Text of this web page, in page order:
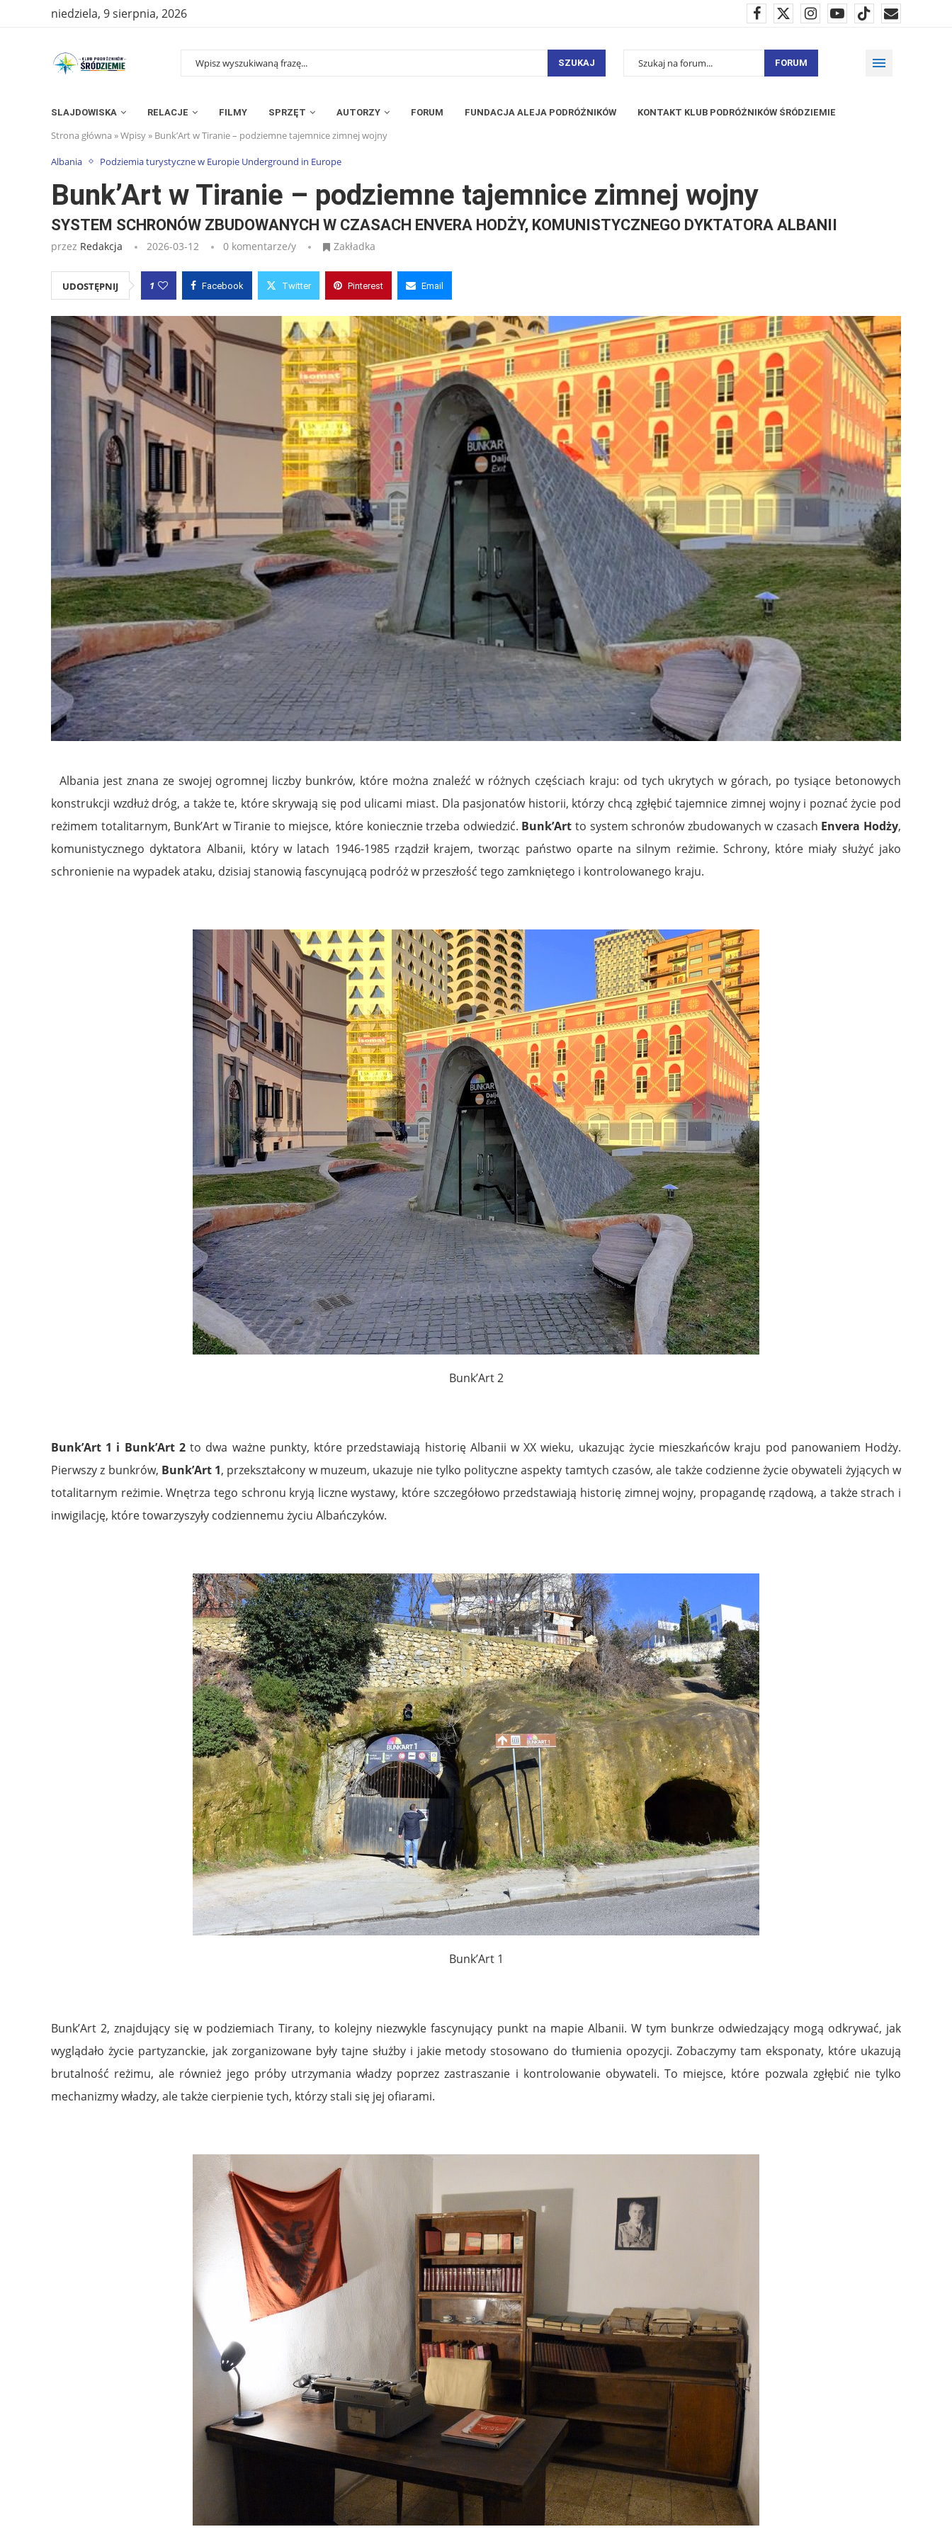
niedziela, 9 sierpnia, 2026
SZUKAJ FORUM
SLAJDOWISKA RELACJE FILMY SPRZĘT AUTORZY FORUM FUNDACJA ALEJA PODRÓŻNIKÓW KONTAKT KLUB PODRÓŻNIKÓW ŚRÓDZIEMIE
Strona główna »Wpisy» Bunk’Art w Tiranie – podziemne tajemnice zimnej wojny
Albania Podziemia turystyczne w Europie Underground in Europe
Bunk’Art w Tiranie – podziemne tajemnice zimnej wojny
SYSTEM SCHRONÓW ZBUDOWANYCH W CZASACH ENVERA HODŻY, KOMUNISTYCZNEGO DYKTATORA ALBANII
przez Redakcja 2026-03-12 0 komentarze/y Zakładka
UDOSTĘPNIJ 1 Facebook Twitter Pinterest Email
Albania jest znana ze swojej ogromnej liczby bunkrów, które można znaleźć w różnych częściach kraju: od tych ukrytych w górach, po tysiące betonowych
konstrukcji wzdłuż dróg, a także te, które skrywają się pod ulicami miast. Dla pasjonatów historii, którzy chcą zgłębić tajemnice zimnej wojny i poznać życie pod
reżimem totalitarnym, Bunk’Art w Tiranie to miejsce, które koniecznie trzeba odwiedzić. Bunk’Art to system schronów zbudowanych w czasach Envera Hodży,
komunistycznego dyktatora Albanii, który w latach 1946-1985 rządził krajem, tworząc państwo oparte na silnym reżimie. Schrony, które miały służyć jako
schronienie na wypadek ataku, dzisiaj stanowią fascynującą podróż w przeszłość tego zamkniętego i kontrolowanego kraju.
Bunk’Art 2
Bunk’Art 1 i Bunk’Art 2to dwa ważne punkty, które przedstawiają historię Albanii w XX wieku, ukazując życie mieszkańców kraju pod panowaniem Hodży.
Pierwszy z bunkrów, Bunk’Art 1, przekształcony w muzeum, ukazuje nie tylko polityczne aspekty tamtych czasów, ale także codzienne życie obywateli żyjących w
totalitarnym reżimie. Wnętrza tego schronu kryją liczne wystawy, które szczegółowo przedstawiają historię zimnej wojny, propagandę rządową, a także strach i
inwigilację, które towarzyszyły codziennemu życiu Albańczyków.
Bunk’Art 1
Bunk’Art 2, znajdujący się w podziemiach Tirany, to kolejny niezwykle fascynujący punkt na mapie Albanii. W tym bunkrze odwiedzający mogą odkrywać, jak
wyglądało życie partyzanckie, jak zorganizowane były tajne służby i jakie metody stosowano do tłumienia opozycji. Zobaczymy tam eksponaty, które ukazują
brutalność reżimu, ale również jego próby utrzymania władzy poprzez zastraszanie i kontrolowanie obywateli. To miejsce, które pozwala zgłębić nie tylko
mechanizmy władzy, ale także cierpienie tych, którzy stali się jej ofiarami.